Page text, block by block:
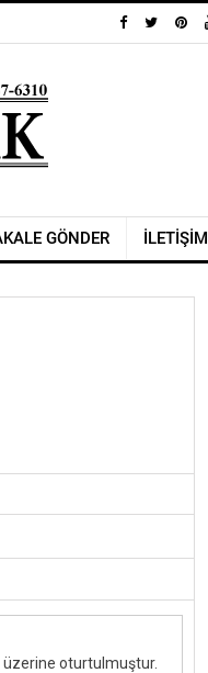
GÖNDER İLETİŞİM
üzerine oturtulmuştur.